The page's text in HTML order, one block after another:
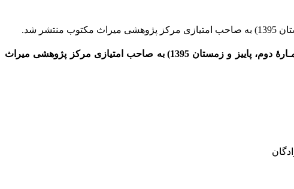
شد.
میراث مکتوب – شمارۀ دهم نشریۀ میراث علمی اسلام و ایران (دوفصلنامـۀ تاریـخ علوم و فناوری دورۀ اسلامی- سال پنجم، شمـارۀ دوم، پاییز و زمستان 1395) به صاحب امتیازی مرکز پژوهشی میراث